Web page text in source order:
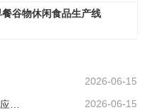
餐谷物休闲食品生产线
2026-06-15
2026-06-15